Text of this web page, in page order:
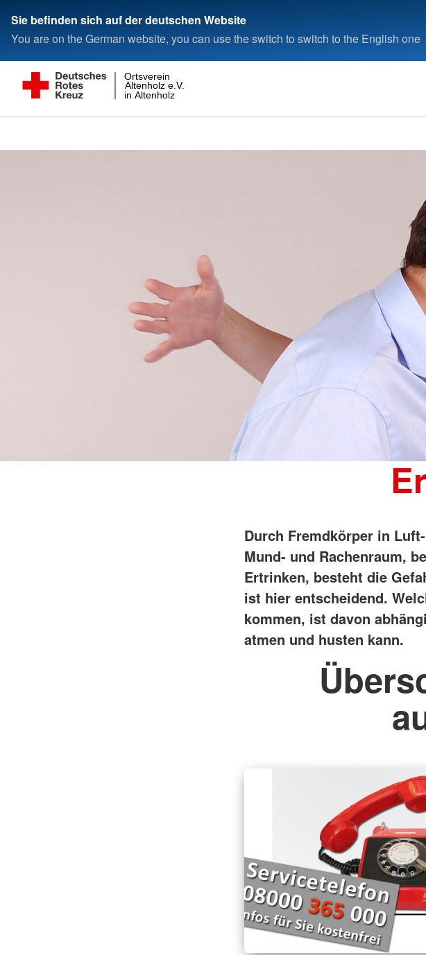
Sie befinden sich auf der deutschen Website
You are on the German website, you can use the switch to switch to the English one
in Altenholz
Altenholz e.V.
Ortsverein
Durch Fremdkörper in
Mund- und Rachenraum,
Ertrinken, besteht die
ist hier entscheidend.
kommen, ist davon
atmen und husten kann.